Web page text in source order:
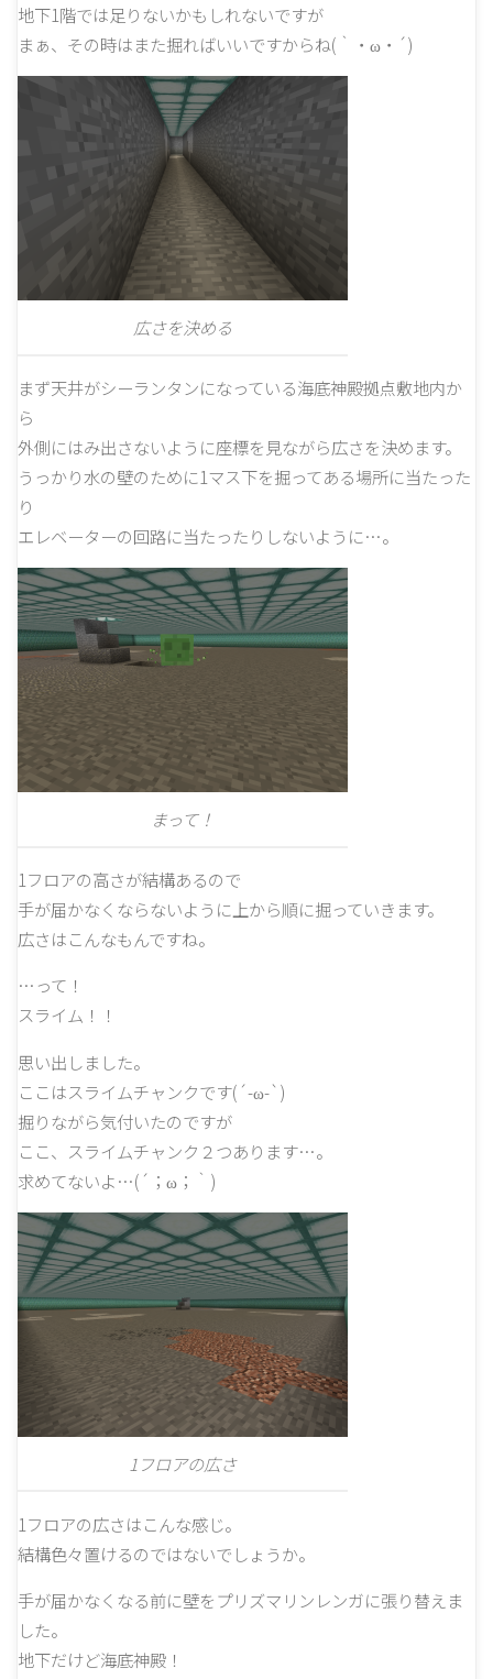
地下1階では足りないかもしれないですが
まぁ、その時はまた掘ればいいですからね(｀・ω・´)
広さを決める
まず天井がシーランタンになっている海底神殿拠点敷地内か
ら
外側にはみ出さないように座標を見ながら広さを決めます。
うっかり水の壁のために1マス下を掘ってある場所に当たった
り
エレベーターの回路に当たったりしないように…。
まって！
1フロアの高さが結構あるので
手が届かなくならないように上から順に掘っていきます。
広さはこんなもんですね。
…って！
スライム！！
思い出しました。
ここはスライムチャンクです(´-ω-`)
掘りながら気付いたのですが
ここ、スライムチャンク２つあります…。
求めてないよ…(´；ω；｀)
1フロアの広さ
1フロアの広さはこんな感じ。
結構色々置けるのではないでしょうか。
手が届かなくなる前に壁をプリズマリンレンガに張り替えま
した。
地下だけど海底神殿！